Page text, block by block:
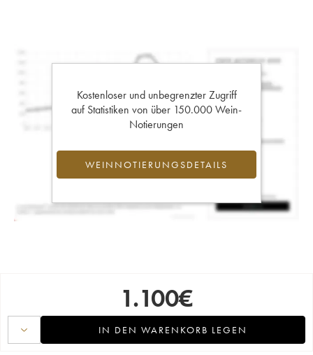
Kostenloser und unbegrenzter Zugriff
auf Statistiken von über 150.000 Wein-
Notierungen
WEINNOTIERUNGSDETAILS
1.100€
IN DEN WARENKORB LEGEN